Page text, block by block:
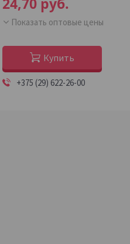
Показать оптовые цены
Купить
+375 (29) 622-26-00